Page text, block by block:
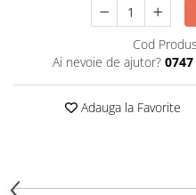
Cod
Ai nevoie de ajutor?
Adauga la Favorite